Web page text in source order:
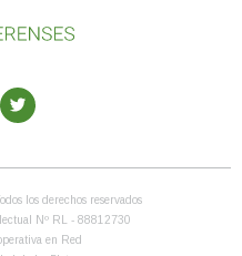
los derechos reservados
Nº RL - 88812730
en Red